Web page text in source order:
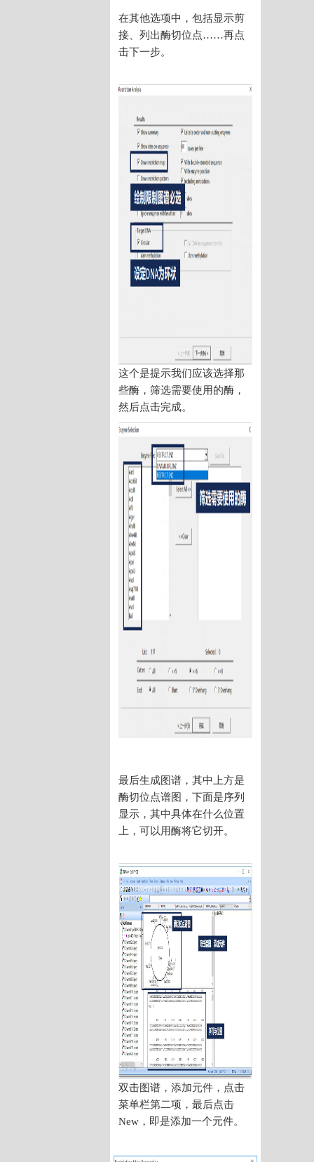
在其他选项中，包括显示剪
接、列出酶切位点……再点
击下一步。
这个是提示我们应该选择那
些酶，筛选需要使用的酶，
然后点击完成。
最后生成图谱，其中上方是
酶切位点谱图，下面是序列
显示，其中具体在什么位置
上，可以用酶将它切开。
双击图谱，添加元件，点击
菜单栏第二项，最后点击
New，即是添加一个元件。